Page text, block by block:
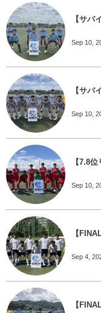
【サバ
Sep 10,
【サバ
Sep 10,
【7.8
Sep 10,
【
Sep 4,
【